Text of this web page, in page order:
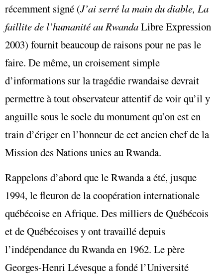
récemment signé (J’ai serré la main du diable, La
faillite de l’humanité au RwandaLibre Expression
2003) fournit beaucoup de raisons pour ne pas le
faire. De même, un croisement simple
d’informations sur la tragédie rwandaise devrait
permettre à tout observateur attentif de voir qu’il y
anguille sous le socle du monument qu’on est en
train d’ériger en l’honneur de cet ancien chef de la
Mission des Nations unies au Rwanda.
Rappelons d’abord que le Rwanda a été, jusque
1994, le fleuron de la coopération internationale
québécoise en Afrique. Des milliers de Québécois
et de Québécoises y ont travaillé depuis
l’indépendance du Rwanda en 1962. Le père
Georges-Henri Lévesque a fondé l’Université